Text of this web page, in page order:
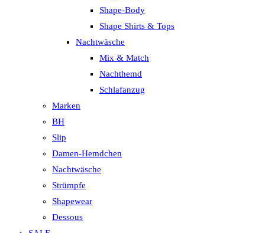
Shape-Body
Shape Shirts & Tops
Nachtwäsche
Mix & Match
Nachthemd
Schlafanzug
Marken
BH
Slip
Damen-Hemdchen
Nachtwäsche
Strümpfe
Shapewear
Dessous